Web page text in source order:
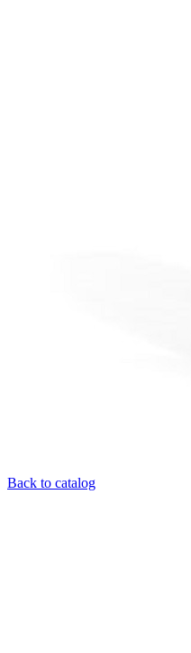
Back to catalog